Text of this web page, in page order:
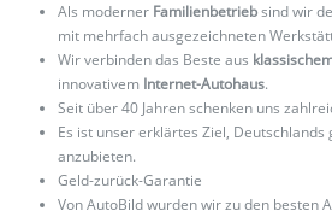
Als moderner Familienbetriebsind wir
mit mehrfach ausgezeichneten
Wir verbinden das Beste aus
innovativem Internet-Autohaus.
Seit über 40 Jahren schenken uns
Es ist unser erklärtes Ziel, Deutschlands
anzubieten.
Geld-zurück-Garantie
Von AutoBild wurden wir zu den besten